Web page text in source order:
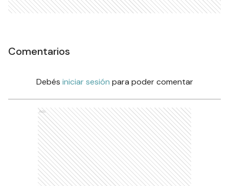
Comentarios
Debés iniciar sesión para poder comentar
Ads